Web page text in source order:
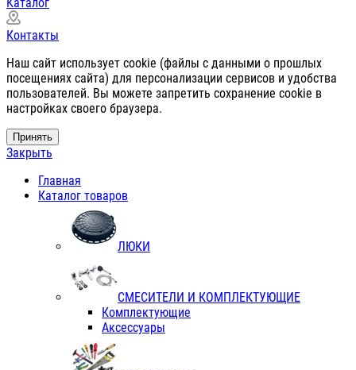
Контакты
Наш сайт использует cookie (файлы с данными о прошлых
посещениях сайта) для персонализации сервисов и удобства
пользователей. Вы можете запретить сохранение cookie в
настройках своего браузера.
Принять
Закрыть
Главная
Каталог товаров
ЛЮКИ
СМЕСИТЕЛИ И КОМПЛЕКТУЮЩИЕ
Комплектующие
Аксессуары